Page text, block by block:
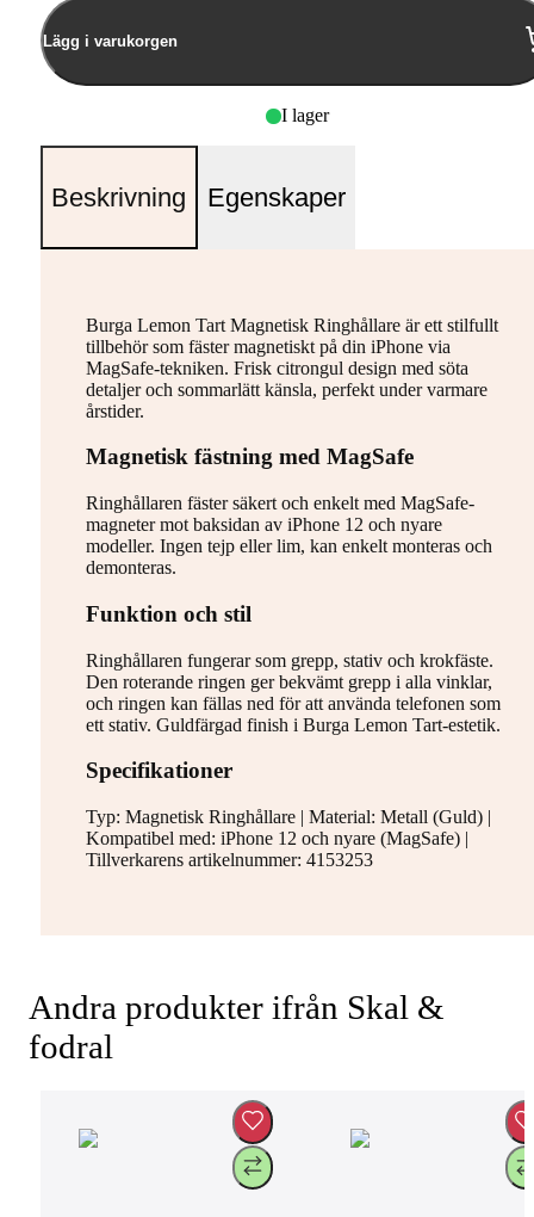
Lägg i varukorgen
I lager
Beskrivning Egenskaper
Burga Lemon Tart Magnetisk Ringhållare är ett stilfullt
tillbehör som fäster magnetiskt på din iPhone via
MagSafe-tekniken. Frisk citrongul design med söta
detaljer och sommarlätt känsla, perfekt under varmare
årstider.
Magnetisk fästning med MagSafe
Ringhållaren fäster säkert och enkelt med MagSafe-
magneter mot baksidan av iPhone 12 och nyare
modeller. Ingen tejp eller lim, kan enkelt monteras och
demonteras.
Funktion och stil
Ringhållaren fungerar som grepp, stativ och krokfäste.
Den roterande ringen ger bekvämt grepp i alla vinklar,
och ringen kan fällas ned för att använda telefonen som
ett stativ. Guldfärgad finish i Burga Lemon Tart-estetik.
Specifikationer
Typ: Magnetisk Ringhållare | Material: Metall (Guld) |
Kompatibel med: iPhone 12 och nyare (MagSafe) |
Tillverkarens artikelnummer: 4153253
Andra produkter ifrån Skal &
fodral